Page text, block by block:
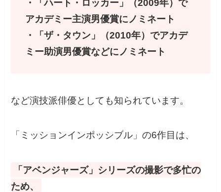
・「ハート・ロッカー」（2009年）で
アカデミー主演男優賞にノミネート
・「ザ・タウン」（2010年）でアカデ
ミー助演男優賞などにノミネート
など演技派俳優としても知られています。
「ミッションインポッシブル」の6作目は、
「アベンジャーズ」シリーズの撮影で多忙の
ため、